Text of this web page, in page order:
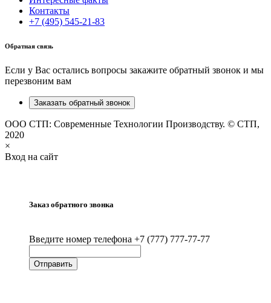
Контакты
+7 (495) 545-21-83
Обратная связь
Если у Вас остались вопросы закажите обратный звонок и мы
перезвоним вам
Заказать обратный звонок
ООО СТП: Современные Технологии Производству. © СТП,
2020
×
Вход на сайт
Заказ обратного звонка
Введите номер телефона +7 (777) 777-77-77
Отправить